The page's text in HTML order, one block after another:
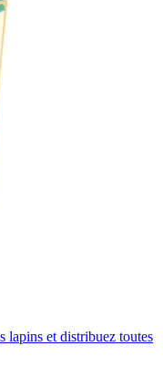
lapins et distribuez toutes